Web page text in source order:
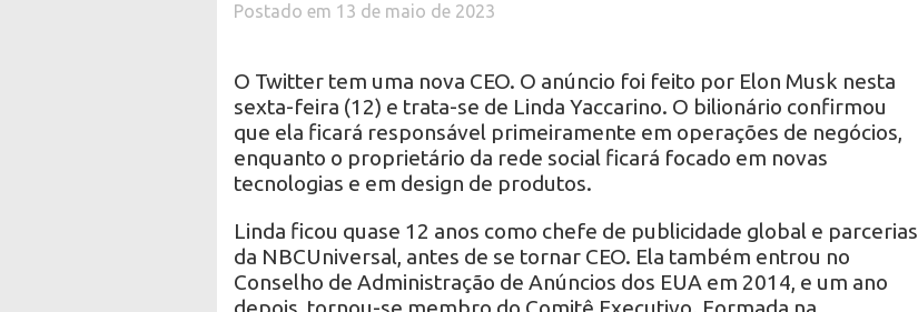
Postado em 13 de maio de 2023
O Twitter tem uma nova CEO. O anúncio foi feito por Elon Musk nesta
sexta-feira (12) e trata-se de Linda Yaccarino. O bilionário confirmou
que ela ficará responsável primeiramente em operações de negócios,
enquanto o proprietário da rede social ficará focado em novas
tecnologias e em design de produtos.
Linda ficou quase 12 anos como chefe de publicidade global e parcerias
da NBCUniversal, antes de se tornar CEO. Ela também entrou no
Conselho de Administração de Anúncios dos EUA em 2014, e um ano